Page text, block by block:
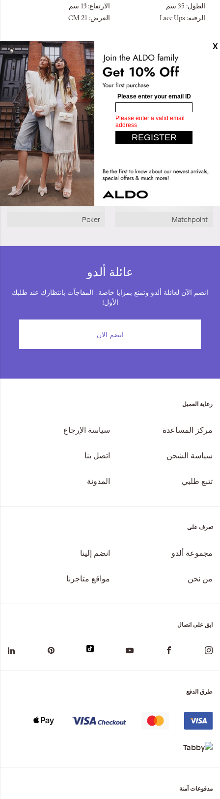
الطول: 35 سم الارتفاع: 13 سم
الرقبة: Lace Ups العرض: 21 CM
تصاميم مشابهة
Poker Matchpoint
عائلة ألدو
انضم الآن لعائلة ألدو وتمتع بمزايا خاصة . المفاجآت بانتظارك عند طلبك
الأول!
انضم الان
رعاية العميل
مركز المساعدة سياسة الإرجاع
سياسة الشحن اتصل بنا
تتبع طلبي المدونة
تعرف على
مجموعة ألدو انضم إلينا
من نحن مواقع متاجرنا
ابق على اتصال
طرق الدفع
مدفوعات آمنة